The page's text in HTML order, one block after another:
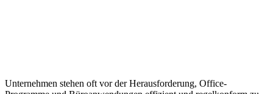
Unternehmen stehen oft vor der Herausforderung, Office-